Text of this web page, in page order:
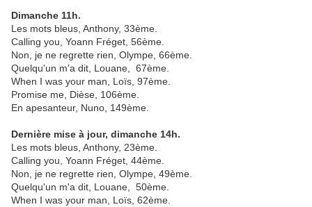
Dimanche 11h.
Les mots bleus, Anthony, 33ème.
Calling you, Yoann Fréget, 56ème.
Non, je ne regrette rien, Olympe, 66ème.
Quelqu'un m'a dit, Louane, 67ème.
When I was your man, Loïs, 97ème.
Promise me, Dièse, 106ème.
En apesanteur, Nuno, 149ème.
Dernière mise à jour, dimanche 14h.
Les mots bleus, Anthony, 23ème.
Calling you, Yoann Fréget, 44ème.
Non, je ne regrette rien, Olympe, 49ème.
Quelqu'un m'a dit, Louane, 50ème.
When I was your man, Loïs, 62ème.